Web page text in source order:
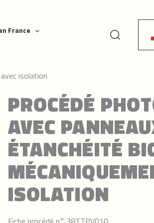
France
isolation
PROCÉDÉ
AVEC
ÉTANCHÉITÉ
ISOLATION